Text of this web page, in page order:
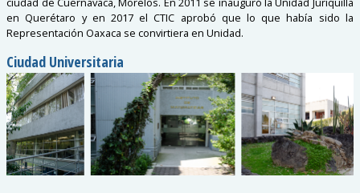
en Querétaro y en 2017 el CTIC aprobó que lo que había sido la
Representación Oaxaca se convirtiera en Unidad.
Ciudad Universitaria